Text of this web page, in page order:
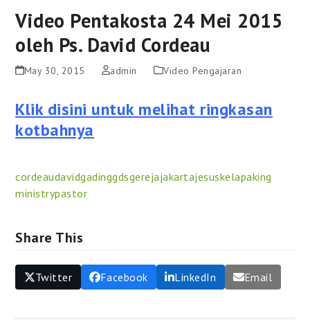
Video Pentakosta 24 Mei 2015
oleh Ps. David Cordeau
May 30, 2015 admin Video Pengajaran
Klik disini untuk melihat ringkasan
kotbahnya
cordeaudavidgadinggdsgerejajakartajesuskelapaking
ministrypastor
Share This
Twitter Facebook LinkedIn Email